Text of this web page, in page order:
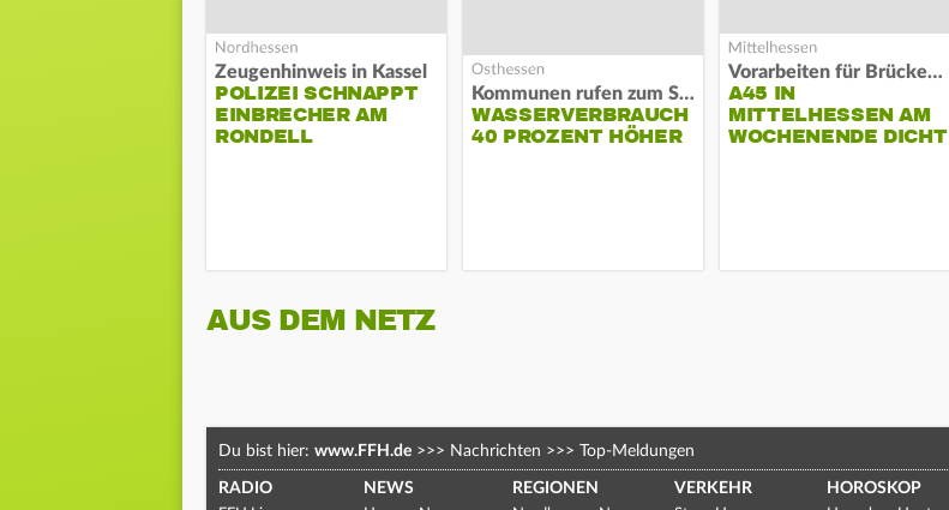
Zeugenhinweis in Kassel
POLIZEI SCHNAPPT
EINBRECHER AM
RONDELL
Kommunen rufen zum Sparen auf
WASSERVERBRAUCH
40 PROZENT HÖHER
Vorarbeiten für Brücken-Neubau
A45 IN
MITTELHESSEN AM
WOCHENENDE DICHT
AUS DEM NETZ
Du bist hier: www.FFH.de >>> Nachrichten >>> Top-Meldungen
RADIO NEWS REGIONEN VERKEHR HOROSKOP